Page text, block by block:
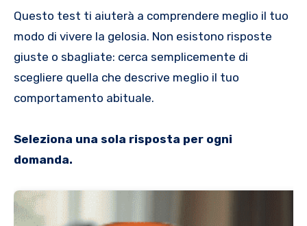
Questo test ti aiuterà a comprendere meglio il tuo
modo di vivere la gelosia. Non esistono risposte
giuste o sbagliate: cerca semplicemente di
scegliere quella che descrive meglio il tuo
comportamento abituale.
Seleziona una sola risposta per ogni
domanda.